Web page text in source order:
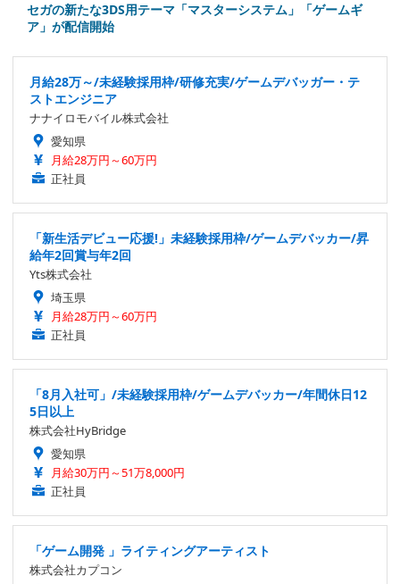
セガの新たな3DS用テーマ「マスターシステム」「ゲームギ
ア」が配信開始
月給28万～/未経験採用枠/研修充実/ゲームデバッガー・テ
ストエンジニア
ナナイロモバイル株式会社
愛知県
月給28万円～60万円
正社員
「新生活デビュー応援!」未経験採用枠/ゲームデバッカー/昇
給年2回賞与年2回
Yts株式会社
埼玉県
月給28万円～60万円
正社員
「8月入社可」/未経験採用枠/ゲームデバッカー/年間休日12
5日以上
株式会社HyBridge
愛知県
月給30万円～51万8,000円
正社員
「ゲーム開発 」ライティングアーティスト
株式会社カプコン